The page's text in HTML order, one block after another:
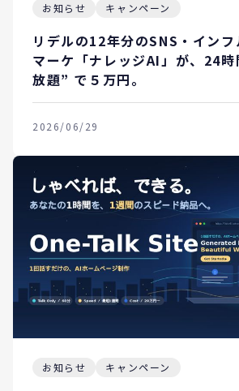
お知らせ キャンペーン
リデルの12年分のSNS・インフ
マーケ「ナレッジAI」が、24
放題” で５万円。
2026/06/29
お知らせ キャンペーン